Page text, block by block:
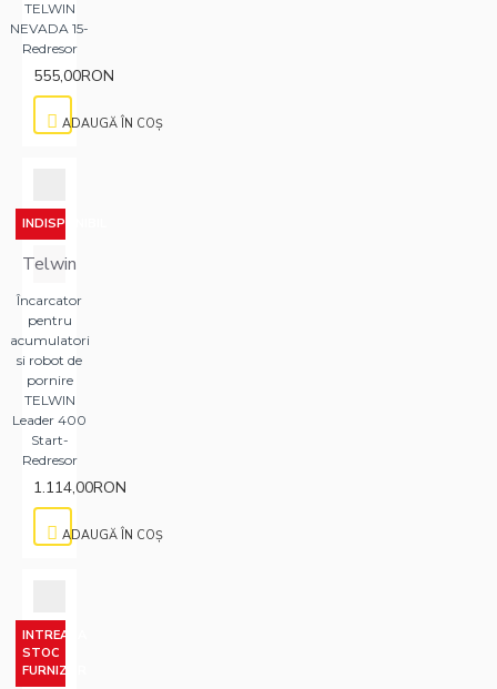
TELWIN
NEVADA 15-
Redresor
555,00RON
ADAUGĂ ÎN COŞ
INDISPONIBIL
Telwin
Încarcator
pentru
acumulatori
si robot de
pornire
TELWIN
Leader 400
Start-
Redresor
1.114,00RON
ADAUGĂ ÎN COŞ
INTREABA
STOC
FURNIZOR